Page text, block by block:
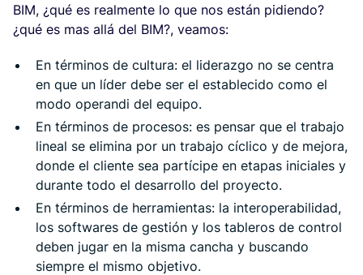
BIM, ¿qué es realmente lo que nos están pidiendo?
¿qué es mas allá del BIM?, veamos:
En términos de cultura: el liderazgo no se centra
en que un líder debe ser el establecido como el
modo operandi del equipo.
En términos de procesos: es pensar que el trabajo
lineal se elimina por un trabajo cíclico y de mejora,
donde el cliente sea partícipe en etapas iniciales y
durante todo el desarrollo del proyecto.
En términos de herramientas: la interoperabilidad,
los softwares de gestión y los tableros de control
deben jugar en la misma cancha y buscando
siempre el mismo objetivo.